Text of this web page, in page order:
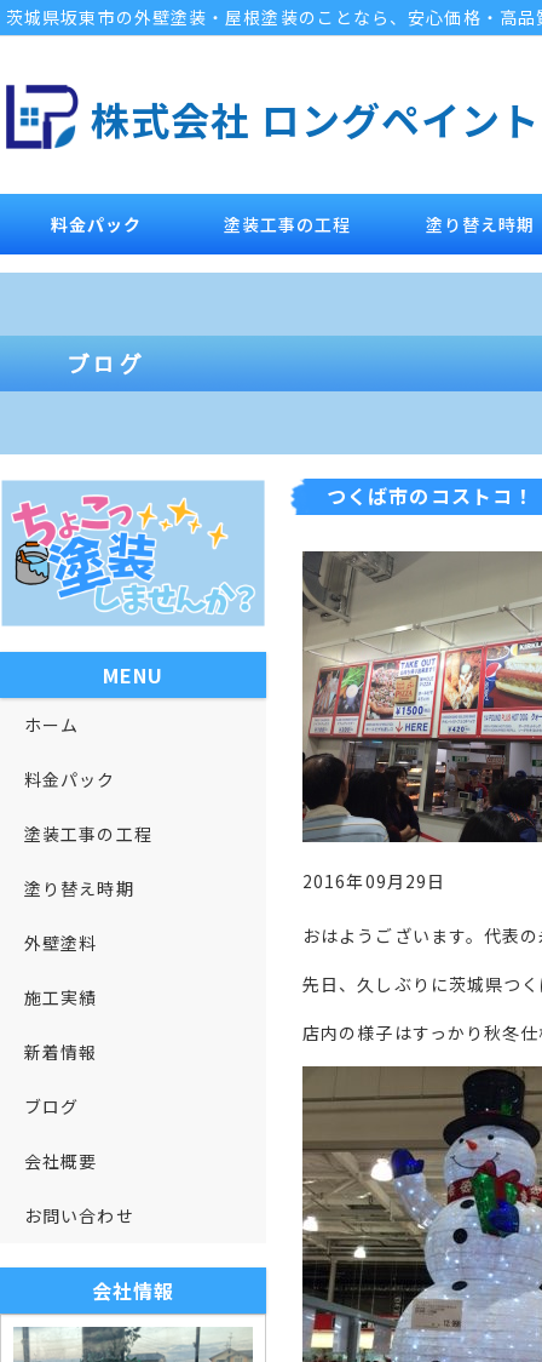
茨城県坂東市の外壁塗装・屋根塗装のことなら、安心価格・高
株式会社 ロングペイント
料金パック 塗装工事の工程 塗り替え時期
つくば市のコストコ！
2016年09月29日
おはようございます。代表
先日、久しぶりに茨城県つ
店内の様子はすっかり秋冬
MENU
ホーム
料金パック
塗装工事の工程
塗り替え時期
外壁塗料
施工実績
新着情報
ブログ
会社概要
お問い合わせ
会社情報